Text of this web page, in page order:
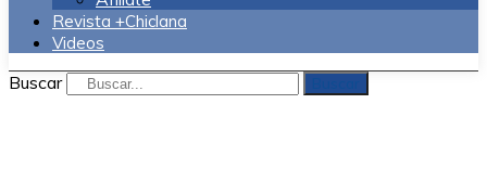
Revista +Chiclana
Videos
Buscar